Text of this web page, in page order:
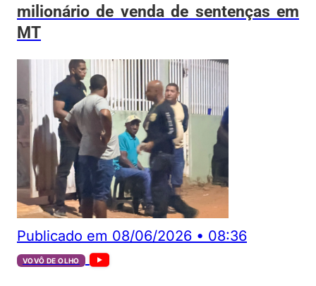
milionário de venda de sentenças em
MT
Publicado em 08/06/2026 • 08:36
VOVÔ DE OLHO